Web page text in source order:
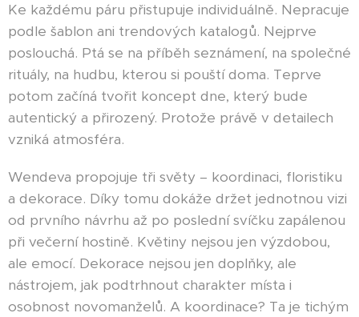
Ke každému páru přistupuje individuálně. Nepracuje
podle šablon ani trendových katalogů. Nejprve
poslouchá. Ptá se na příběh seznámení, na společné
rituály, na hudbu, kterou si pouští doma. Teprve
potom začíná tvořit koncept dne, který bude
autentický a přirozený. Protože právě v detailech
vzniká atmosféra.
Wendeva propojuje tři světy – koordinaci, floristiku
a dekorace. Díky tomu dokáže držet jednotnou vizi
od prvního návrhu až po poslední svíčku zapálenou
při večerní hostině. Květiny nejsou jen výzdobou,
ale emocí. Dekorace nejsou jen doplňky, ale
nástrojem, jak podtrhnout charakter místa i
osobnost novomanželů. A koordinace? Ta je tichým